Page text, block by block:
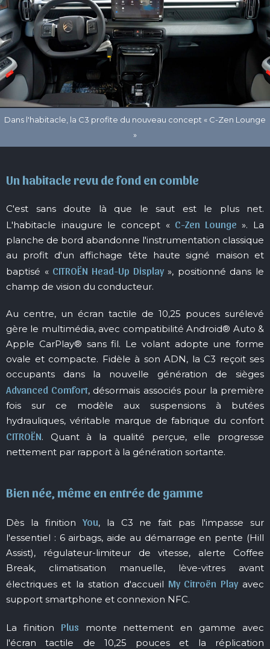
Un habitacle revu de fond en comble
C'est sans doute là que le saut est le plus net.
L'habitacle inaugure le concept « C-Zen Lounge ». La
planche de bord abandonne l'instrumentation classique
au profit d'un affichage tête haute signé maison et
baptisé « CITROËN Head-Up Display», positionné dans le
champ de vision du conducteur.
Au centre, un écran tactile de 10,25 pouces surélevé
gère le multimédia, avec compatibilité Android® Auto &
Apple CarPlay® sans fil. Le volant adopte une forme
ovale et compacte. Fidèle à son ADN, la C3 reçoit ses
occupants dans la nouvelle génération de sièges
Advanced Comfort, désormais associés pour la première
fois sur ce modèle aux suspensions à butées
hydrauliques, véritable marque de fabrique du confort
CITROËN. Quant à la qualité perçue, elle progresse
nettement par rapport à la génération sortante.
Bien née, même en entrée de gamme
Dès la finition You, la C3 ne fait pas l'impasse sur
l'essentiel : 6 airbags, aide au démarrage en pente (Hill
Assist), régulateur-limiteur de vitesse, alerte Coffee
Break, climatisation manuelle, lève-vitres avant
électriques et la station d'accueil My Citroën Playavec
support smartphone et connexion NFC.
La finition Plus monte nettement en gamme avec
l'écran tactile de 10,25 pouces et la réplication